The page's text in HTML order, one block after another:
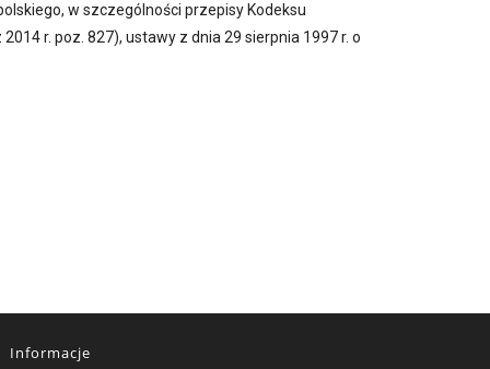
w szczególności przepisy Kodeksu
r. poz. 827), ustawy z dnia 29 sierpnia 1997 r. o
Informacje